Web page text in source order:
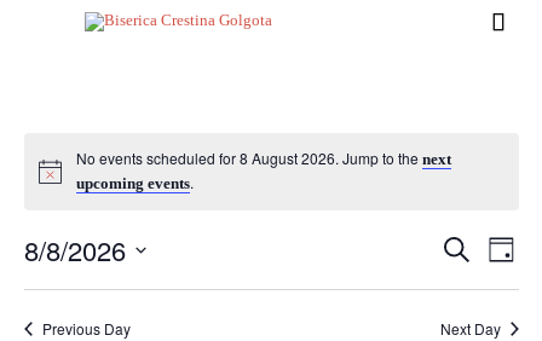

No events scheduled for 8 August 2026. Jump to the next
upcoming events.
Events
Search
and
Search
Day
8/8/2026
Previous Day Next Day